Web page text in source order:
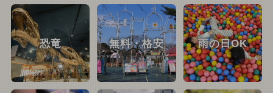
恐竜 無料・格安 雨の日OK